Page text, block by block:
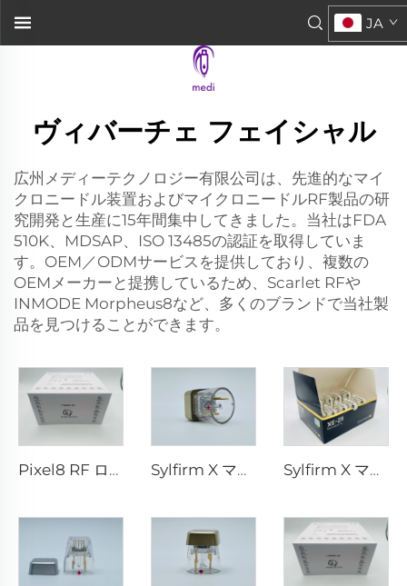
JA
ヴィバーチェ フェイシャル
広州メディーテクノロジー有限公司は、先進的なマイ
クロニードル装置およびマイクロニードルRF製品の研
究開発と生産に15年間集中してきました。当社はFDA
510K、MDSAP、ISO 13485の認証を取得していま
す。OEM／ODMサービスを提供しており、複数の
OEMメーカーと提携しているため、Scarlet RFや
INMODE Morpheus8など、多くのブランドで当社製
品を見つけることができます。
Pixel8 RF ローラー・エスセティック 25 49 64 本 Sylfirm X マイクロニードルRFチップ X-25 Sylfirm X マイクロニードルRFチップ XE-25